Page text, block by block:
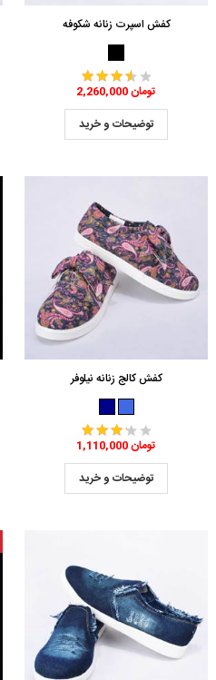
کفش اسپرت زنانه شکوفه
2,260,000 تومان
توضیحات و خرید
کفش کالج زنانه نیلوفر
1,110,000 تومان
توضیحات و خرید